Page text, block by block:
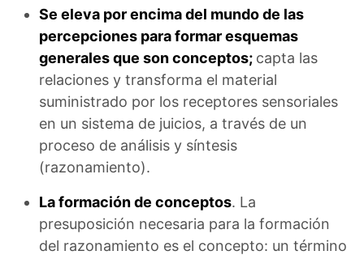
Se eleva por encima del mundo de las
percepciones para formar esquemas
generales que son conceptos; capta las
relaciones y transforma el material
suministrado por los receptores sensoriales
en un sistema de juicios, a través de un
proceso de análisis y síntesis
(razonamiento).
La formación de conceptos. La
presuposición necesaria para la formación
del razonamiento es el concepto: un término